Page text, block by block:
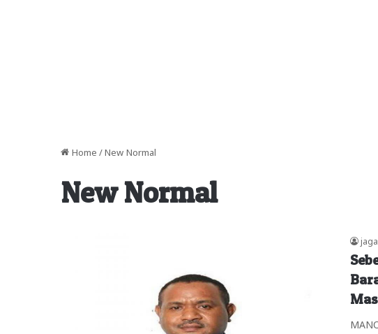
Home / New Normal
New Normal